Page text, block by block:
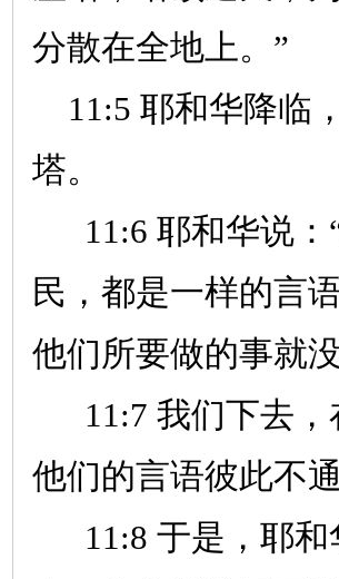
分散在全地上。”
11:5 耶和华降临
塔。
11:6 耶和华说：
民，都是一样的言
他们所要做的事就
11:7 我们下去
他们的言语彼此不
11:8 于是，耶